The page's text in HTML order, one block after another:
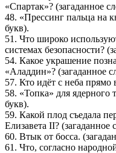
«Спартак»? (загаданное
48. «Прессинг пальца на
букв).
51. Что широко
системах безопасности?
54. Какое украшение
«Аладдин»? (загаданное
57. Кто идёт с неба прямо
58. «Топка» для ядерного
букв).
59. Какой плод съедала
Елизавета II? (загаданное
60. Втык от босса.
61. Что, согласно